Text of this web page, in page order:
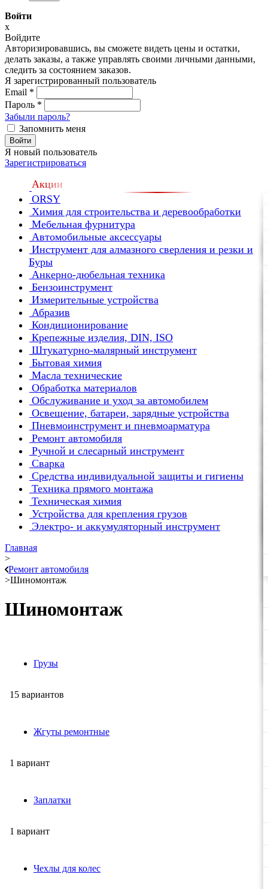
Войти
x
Войдите
Авторизировавшись, вы сможете видеть цены и остатки,
делать заказы, а также управлять своими личными данными,
следить за состоянием заказов.
Я зарегистрированный пользователь
Email *
Пароль *
Забыли пароль?
Запомнить меня
Войти
Я новый пользователь
Зарегистрироваться
Акции
ORSY
Химия для строительства и деревообработки
Мебельная фурнитура
Автомобильные аксессуары
Инструмент для алмазного сверления и резки и
Буры
Анкерно-дюбельная техника
Бензоинструмент
Измерительные устройства
Абразив
Кондиционирование
Крепежные изделия, DIN, ISO
Штукатурно-малярный инструмент
Бытовая химия
Масла технические
Обработка материалов
Обслуживание и уход за автомобилем
Освещение, батареи, зарядные устройства
Пневмоинструмент и пневмоарматура
Ремонт автомобиля
Ручной и слесарный инструмент
Сварка
Средства индивидуальной защиты и гигиены
Техника прямого монтажа
Техническая химия
Устройства для крепления грузов
Электро- и аккумуляторный инструмент
Главная
>
Ремонт автомобиля
>Шиномонтаж
Шиномонтаж
Грузы
15 вариантов
Жгуты ремонтные
1 вариант
Заплатки
1 вариант
Чехлы для колес